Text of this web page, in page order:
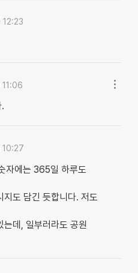
12:23
11:06
10:27
자에는 365일 하루도
도 담긴 듯합니다. 저도
는데, 일부러라도 공원